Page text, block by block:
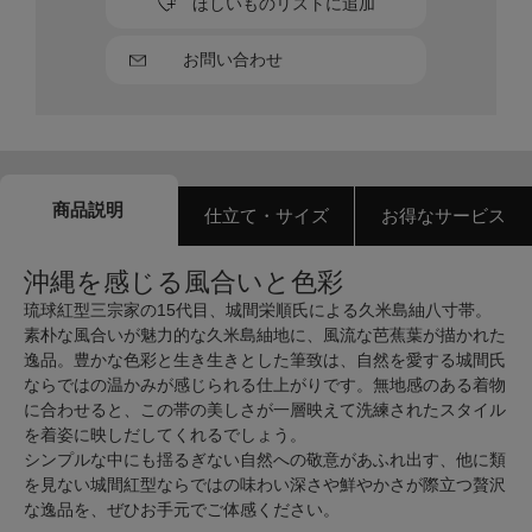
お問い合わせ
商品説明 仕立て・サイズ お得なサービス
沖縄を感じる風合いと色彩
琉球紅型三宗家の15代目、城間栄順氏による久米島紬八寸帯。
素朴な風合いが魅力的な久米島紬地に、風流な芭蕉葉が描かれた
逸品。豊かな色彩と生き生きとした筆致は、自然を愛する城間氏
ならではの温かみが感じられる仕上がりです。無地感のある着物
に合わせると、この帯の美しさが一層映えて洗練されたスタイル
を着姿に映しだしてくれるでしょう。
シンプルな中にも揺るぎない自然への敬意があふれ出す、他に類
を見ない城間紅型ならではの味わい深さや鮮やかさが際立つ贅沢
な逸品を、ぜひお手元でご体感ください。